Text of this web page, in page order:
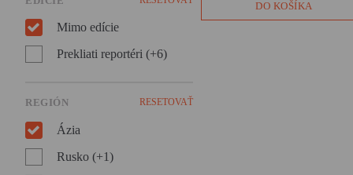
Mimo edície
Prekliati reportéri (+6)
REGIÓN RESETOVAŤ
Ázia
Rusko (+1)
DO KOŠÍKA